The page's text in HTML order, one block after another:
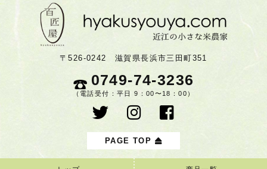
〒526-0242 滋賀県長浜市三田町351
0749-74-3236
（電話受付：平日 9：00〜18：00）
PAGE TOP